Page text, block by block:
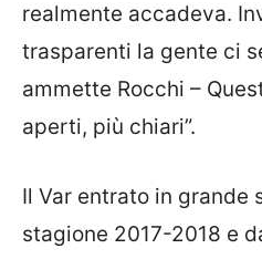
realmente accadeva.
trasparenti la gente ci
ammette Rocchi –
aperti, più chiari”.
Il Var entrato in grande
stagione 2017-2018 e